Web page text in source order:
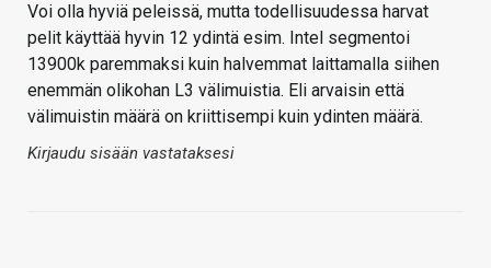
Voi olla hyviä peleissä, mutta todellisuudessa harvat
pelit käyttää hyvin 12 ydintä esim. Intel segmentoi
13900k paremmaksi kuin halvemmat laittamalla siihen
enemmän olikohan L3 välimuistia. Eli arvaisin että
välimuistin määrä on kriittisempi kuin ydinten määrä.
Kirjaudu sisään vastataksesi